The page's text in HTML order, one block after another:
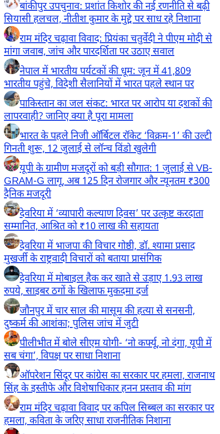
बांकीपुर उपचुनाव: प्रशांत किशोर की नई रणनीति से बढ़ी
सियासी हलचल, नीतीश कुमार के मुद्दे पर साध रहे निशाना
राम मंदिर चढ़ावा विवाद: प्रियंका चतुर्वेदी ने पीएम मोदी से
मांगा जवाब, जांच और पारदर्शिता पर उठाए सवाल
नेपाल में भारतीय पर्यटकों की धूम: जून में 41,809
भारतीय पहुंचे, विदेशी सैलानियों में भारत पहले स्थान पर
पाकिस्तान का जल संकट: भारत पर आरोप या दशकों की
लापरवाही? जानिए क्या है पूरा मामला
भारत के पहले निजी ऑर्बिटल रॉकेट ‘विक्रम-1’ की उल्टी
गिनती शुरू, 12 जुलाई से लॉन्च विंडो खुलेगी
यूपी के ग्रामीण मजदूरों को बड़ी सौगात: 1 जुलाई से VB-
GRAM-G लागू, अब 125 दिन रोजगार और न्यूनतम ₹300
दैनिक मजदूरी
देवरिया में ‘व्यापारी कल्याण दिवस’ पर उत्कृष्ट करदाता
सम्मानित, आश्रित को ₹10 लाख की सहायता
देवरिया में भाजपा की विचार गोष्ठी, डॉ. श्यामा प्रसाद
मुखर्जी के राष्ट्रवादी विचारों को बताया प्रासंगिक
देवरिया में मोबाइल हैक कर खाते से उड़ाए 1.93 लाख
रुपये, साइबर ठगों के खिलाफ मुकदमा दर्ज
जौनपुर में चार साल की मासूम की हत्या से सनसनी,
दुष्कर्म की आशंका; पुलिस जांच में जुटी
पीलीभीत में बोले सीएम योगी- ‘नो कर्फ्यू, नो दंगा, यूपी में
सब चंगा’, विपक्ष पर साधा निशाना
ऑपरेशन सिंदूर पर कांग्रेस का सरकार पर हमला, राजनाथ
सिंह के इस्तीफे और विशेषाधिकार हनन प्रस्ताव की मांग
राम मंदिर चढ़ावा विवाद पर कपिल सिब्बल का सरकार पर
हमला, कविता के जरिए साधा राजनीतिक निशाना